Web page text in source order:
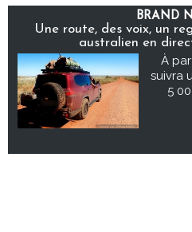
BRAND
Une route, des voix, un
australien en
À
suivra
5